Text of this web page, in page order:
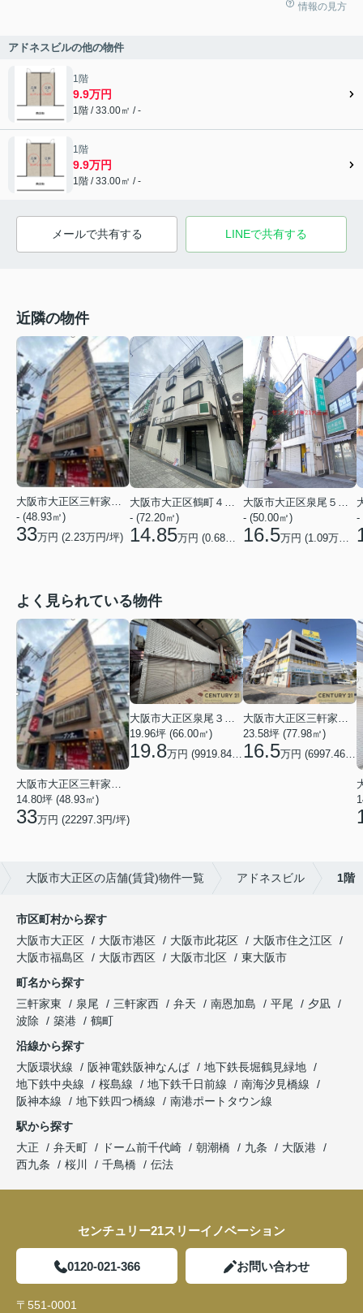
情報の見方
アドネスビルの他の物件
1階
9.9万円
1階 / 33.00㎡ / -
1階
9.9万円
1階 / 33.00㎡ / -
メールで共有する LINEで共有する
近隣の物件
大阪市大正区三軒家東１丁目
- (48.93㎡)
33万円 (2.23万円/坪)
- (72.20㎡)
14.85万円 (0.68 万円/坪)
- (50.00㎡)
16.5万円 (1.09万円/坪)
-
よく見られている物件
14.80坪 (48.93㎡)
33万円 (22297.3円/坪)
19.96坪 (66.00㎡)
19.8万円 (9919.84円/坪)
23.58坪 (77.98㎡)
16.5万円 (6997.46円/坪)
大阪市大正区の店舗(賃貸)物件一覧 アドネスビル 1階
市区町村から探す
大阪市大正区
大阪市港区 大阪市此花区
大阪市住之江区
大阪市福島区
大阪市西区 大阪市北区
東大阪市
町名から探す
三軒家東
泉尾 三軒家西 弁天 南恩加島 平尾
夕凪
波除
築港
鶴町
沿線から探す
大阪環状線
阪神電鉄阪神なんば
地下鉄長堀鶴見緑地
地下鉄中央線
桜島線 地下鉄千日前線
南海汐見橋線
阪神本線
地下鉄四つ橋線
南港ポートタウン線
駅から探す
大正
弁天町 ドーム前千代崎 朝潮橋 九条
大阪港
西九条
桜川 千鳥橋 伝法
センチュリー21スリーイノベーション
0120-021-366 お問い合わせ
〒551-0001